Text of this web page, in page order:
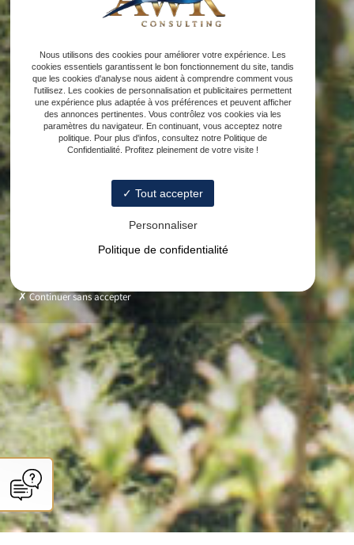
Nous utilisons des cookies pour améliorer votre expérience. Les
cookies essentiels garantissent le bon fonctionnement du site, tandis
que les cookies d'analyse nous aident à comprendre comment vous
l'utilisez. Les cookies de personnalisation et publicitaires permettent
une expérience plus adaptée à vos préférences et peuvent afficher
des annonces pertinentes. Vous contrôlez vos cookies via les
paramètres du navigateur. En continuant, vous acceptez notre
politique. Pour plus d'infos, consultez notre Politique de
Confidentialité. Profitez pleinement de votre visite !
Tout accepter
Personnaliser
Politique de confidentialité
Continuer sans accepter